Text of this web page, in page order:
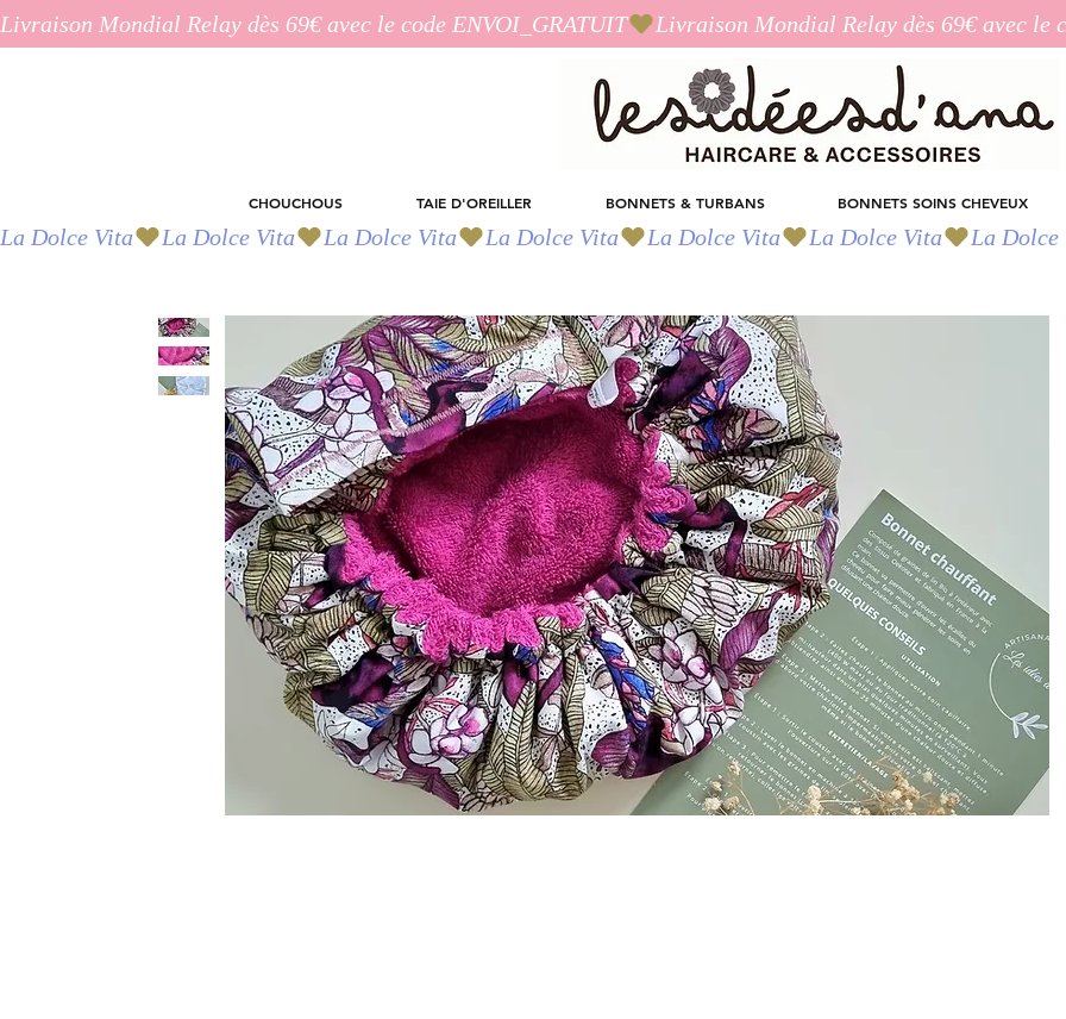
Livraison Mondial Relay dès 69€ avec le code ENVOI_GRATUIT
CHOUCHOUS TAIE D'OREILLER BONNETS & TURBANS BONNETS SOINS CHEVEUX
La Dolce Vita